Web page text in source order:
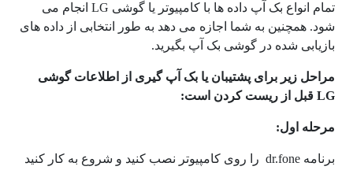
تمام انواع بک آپ داده ها با کامپیوتر یا گوشی LG انجام می
شود. همچنین به شما اجازه می دهد به طور انتخابی از داده های
بازیابی شده در گوشی بک آپ بگیرید.
مراحل زیر برای پشتیبان یا بک آپ گیری از اطلاعات گوشی
LG قبل از ریست کردن است:
مرحله اول:
برنامه dr.fone را روی کامپیوتر نصب کنید و شروع به کار کنید